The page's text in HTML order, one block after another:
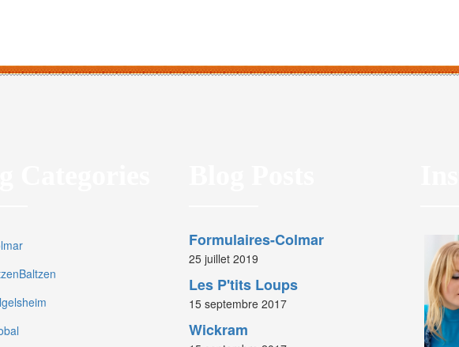
Formulaires-Colmar
25 juillet 2019
Les P'tits Loups
15 septembre 2017
Wickram